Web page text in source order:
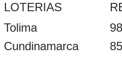
LOTERIAS
Tolima
Cundinamarca